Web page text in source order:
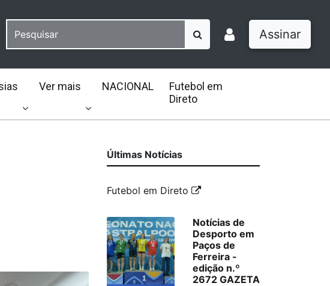
Assinar
Ver mais NACIONAL
Futebol em
Direto
Últimas Notícias
Futebol em Direto
Notícias de
Desporto em
Paços de
Ferreira -
edição n.º
2672 GAZETA